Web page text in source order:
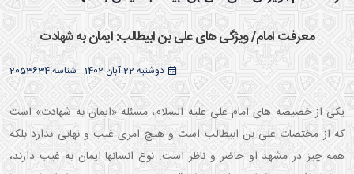
معرفت امام/ ویژگی های علی بن ابیطالب: ایمان به شهادت
دوشنبه 22 آبان 1402 2053634شناسه:
یکی از خصیصه های امام علی علیه السلام، مسئله «ایمان به شهادت» است
که از مختصات علی بن ابیطالب است و هیچ امری غیب و نهانی ندارد بلکه
همه چیز در مشهد او حاضر و ناظر است. نوع انسانها ایمان به غیب دارند،